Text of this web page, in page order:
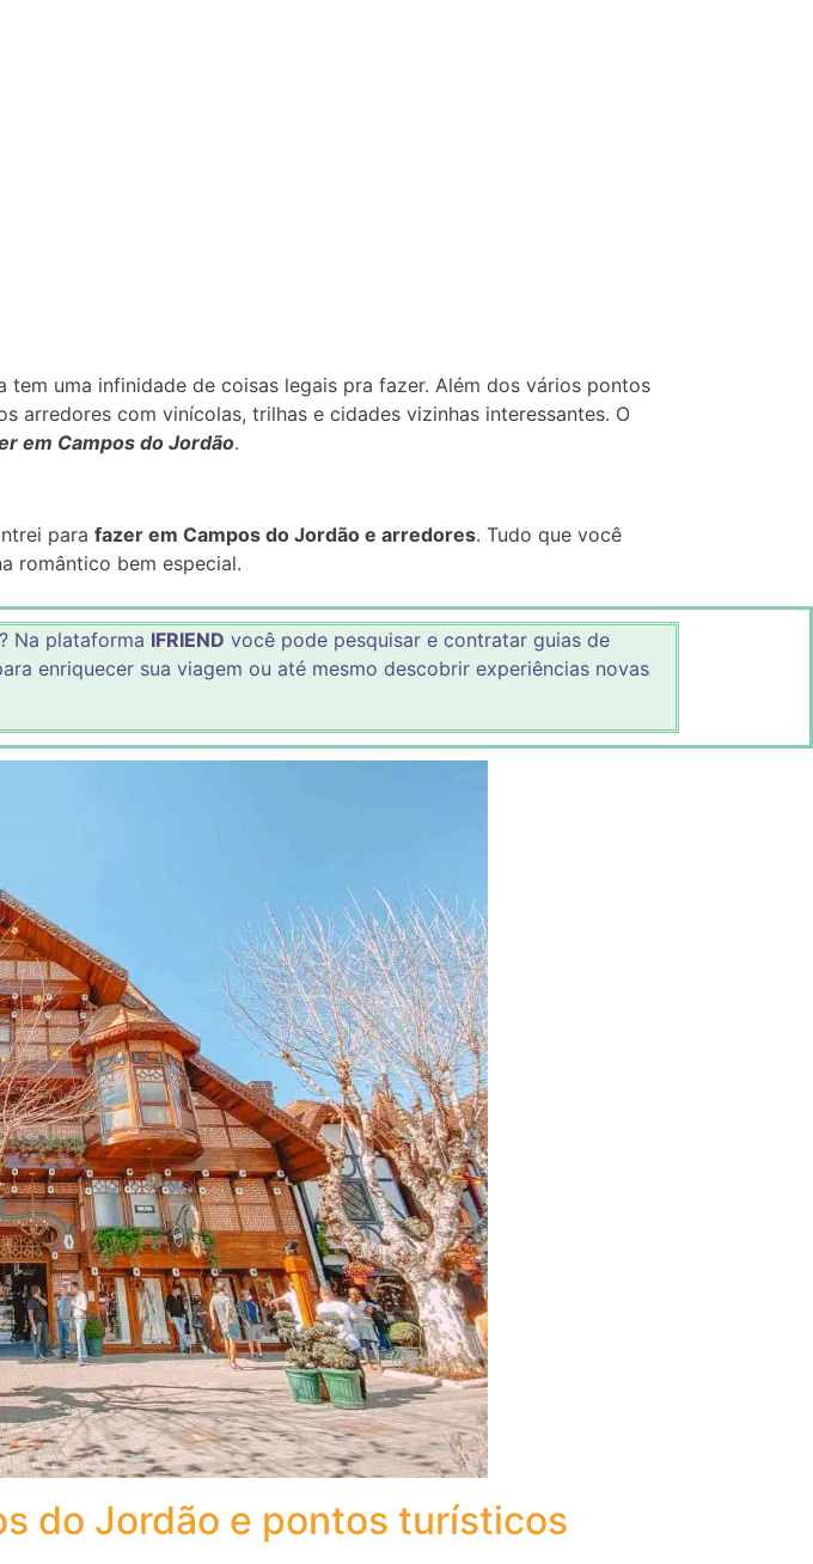
uma infinidade de coisas legais pra fazer. Além dos vários pontos
com vinícolas, trilhas e cidades vizinhas interessantes. O
em Campos do Jordão.
para fazer em Campos do Jordão e arredores. Tudo que você
romântico bem especial.
Na plataforma IFRIEND você pode pesquisar e contratar guias de
enriquecer sua viagem ou até mesmo descobrir experiências novas
do Jordão e pontos turísticos